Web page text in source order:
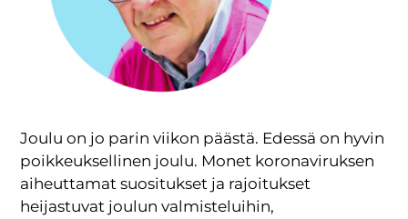
Joulu on jo parin viikon päästä. Edessä on hyvin
poikkeuksellinen joulu. Monet koronaviruksen
aiheuttamat suositukset ja rajoitukset
heijastuvat joulun valmisteluihin,